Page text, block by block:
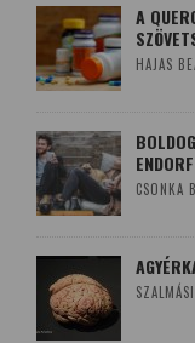
A
HAJAS
CSONKA